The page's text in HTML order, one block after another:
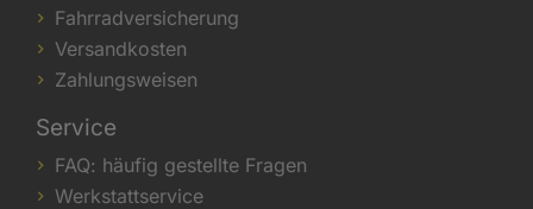
Fahrradversicherung
Versandkosten
Zahlungsweisen
Service
FAQ: häufig gestellte Fragen
Werkstattservice